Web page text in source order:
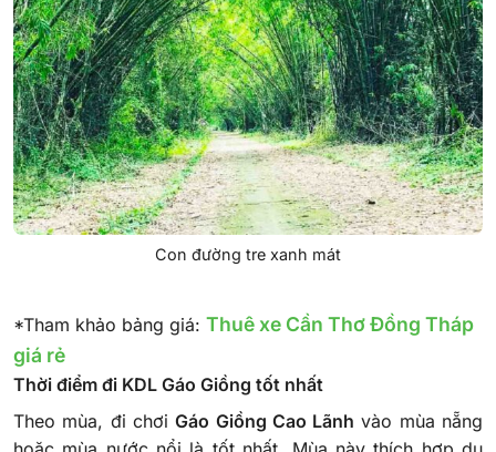
Con đường tre xanh mát
*Tham khảo bảng giá: Thuê xe Cần Thơ Đồng Tháp
giá rẻ
Thời điểm đi KDL Gáo Giồng tốt nhất
Theo mùa, đi chơiGáo Giồng Cao Lãnh vào mùa nẵng